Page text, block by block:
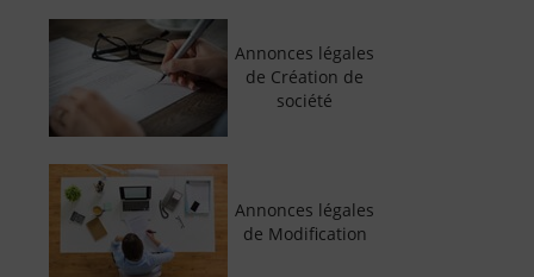
Annonces légales
de Création de
société
Annonces légales
de Modification